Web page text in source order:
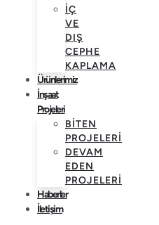
İÇ
VE
DIŞ
CEPHE
KAPLAMA
Ürünlerimiz
İnşaat
Projeleri
BITEN
PROJELERI
DEVAM
EDEN
PROJELERI
Haberler
İletişim